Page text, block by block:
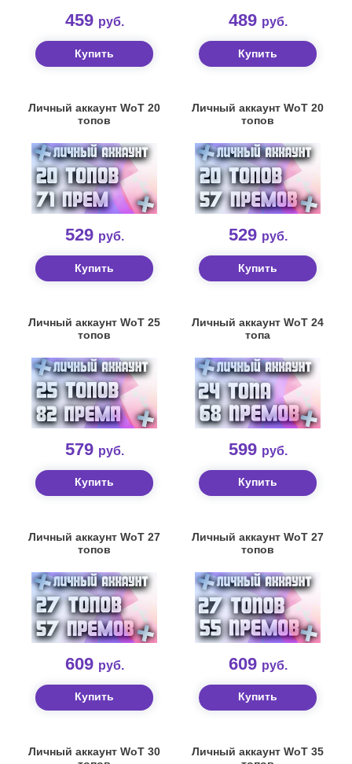
459 руб.
Купить
489 руб.
Купить
Личный аккаунт WoT 20
топов
529 руб.
Купить
Личный аккаунт WoT 20
топов
529 руб.
Купить
Личный аккаунт WoT 25
топов
579 руб.
Купить
Личный аккаунт WoT 24
топа
599 руб.
Купить
Личный аккаунт WoT 27
топов
609 руб.
Купить
Личный аккаунт WoT 27
топов
609 руб.
Купить
Личный аккаунт WoT 30
Личный аккаунт WoT 35